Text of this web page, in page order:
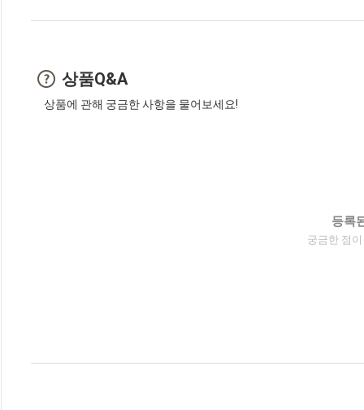
상품Q&A
상품에 관해 궁금한 사항을 물어보세요!
등록
궁금한 점